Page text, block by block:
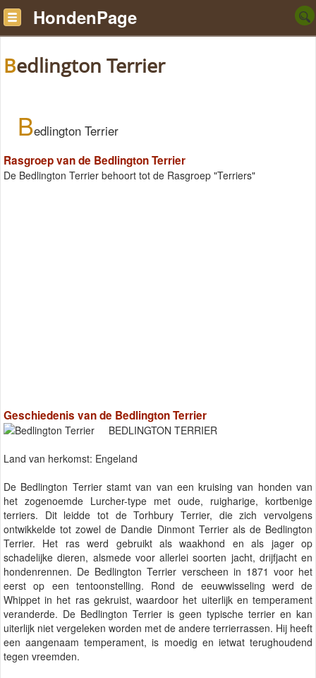
HondenPage
Bedlington Terrier
Bedlington Terrier
Rasgroep van de Bedlington Terrier
De Bedlington Terrier behoort tot de Rasgroep "Terriers"
Geschiedenis van de Bedlington Terrier
BEDLINGTON TERRIER
Land van herkomst: Engeland
De Bedlington Terrier stamt van van een kruising van honden van
het zogenoemde Lurcher-type met oude, ruigharige, kortbenige
terriers. Dit leidde tot de Torhbury Terrier, die zich vervolgens
ontwikkelde tot zowel de Dandie Dinmont Terrier als de Bedlington
Terrier. Het ras werd gebruikt als waakhond en als jager op
schadelijke dieren, alsmede voor allerlei soorten jacht, drijfjacht en
hondenrennen. De Bedlington Terrier verscheen in 1871 voor het
eerst op een tentoonstelling. Rond de eeuwwisseling werd de
Whippet in het ras gekruist, waardoor het uiterlijk en temperament
veranderde. De Bedlington Terrier is geen typische terrier en kan
uiterlijk niet vergeleken worden met de andere terrierrassen. Hij heeft
een aangenaam temperament, is moedig en ietwat terughoudend
tegen vreemden.